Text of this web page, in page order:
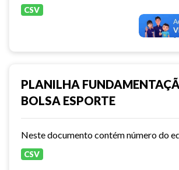
CSV
PLANILHA
BOLSA ESPORTE
CSV